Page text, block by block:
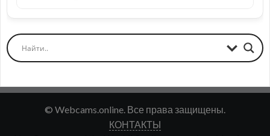
© Webcams.online. Все права защищены.
КОНТАКТЫ